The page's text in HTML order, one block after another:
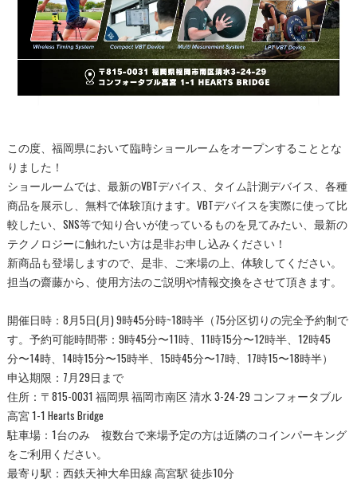
この度、福岡県において臨時ショールームをオープンすることとな
りました！
ショールームでは、最新のVBTデバイス、タイム計測デバイス、各種
商品を展示し、無料で体験頂けます。VBTデバイスを実際に使って比
較したい、SNS等で知り合いが使っているものを見てみたい、最新の
テクノロジーに触れたい方は是非お申し込みください！
新商品も登場しますので、是非、ご来場の上、体験してください。
担当の齋藤から、使用方法のご説明や情報交換をさせて頂きます。
開催日時：8月5日(月) 9時45分時~18時半（75分区切りの完全予約制で
す。予約可能時間帯：9時45分〜11時、11時15分〜12時半、12時45
分〜14時、14時15分〜15時半、15時45分〜17時、17時15〜18時半）
申込期限：7月29日まで
住所：〒815-0031 福岡県 福岡市南区 清水 3-24-29 コンフォータブル
高宮 1-1 Hearts Bridge
駐車場：1台のみ 複数台で来場予定の方は近隣のコインパーキング
をご利用ください。
最寄り駅：西鉄天神大牟田線 高宮駅 徒歩10分